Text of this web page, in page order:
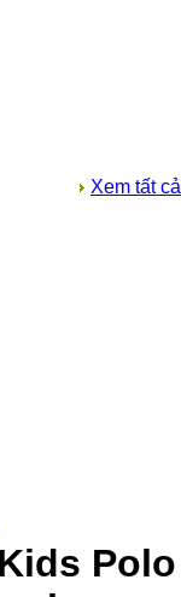
Xem tất cả
Polo